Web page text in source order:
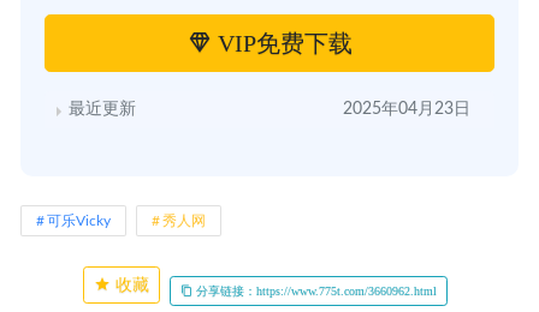
VIP免费下载
最近更新 2025年04月23日
可乐Vicky 秀人网
收藏 分享链接：https://www.775t.com/3660962.html